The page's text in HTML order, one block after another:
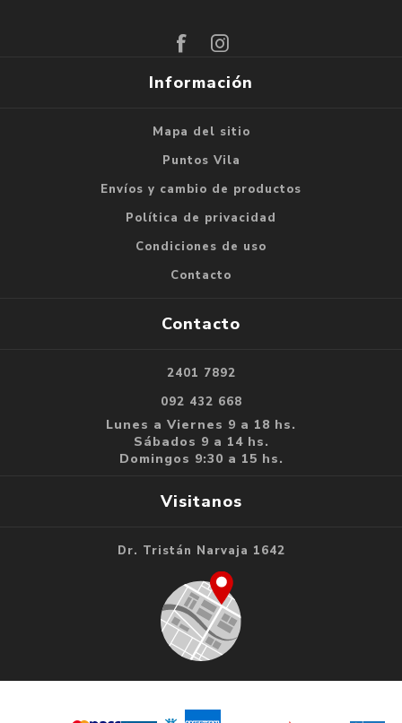
Información
Mapa del sitio
Puntos Vila
Envíos y cambio de productos
Política de privacidad
Condiciones de uso
Contacto
Contacto
2401 7892
092 432 668
Lunes a Viernes 9 a 18 hs.
Sábados 9 a 14 hs.
Domingos 9:30 a 15 hs.
Visitanos
Dr. Tristán Narvaja 1642